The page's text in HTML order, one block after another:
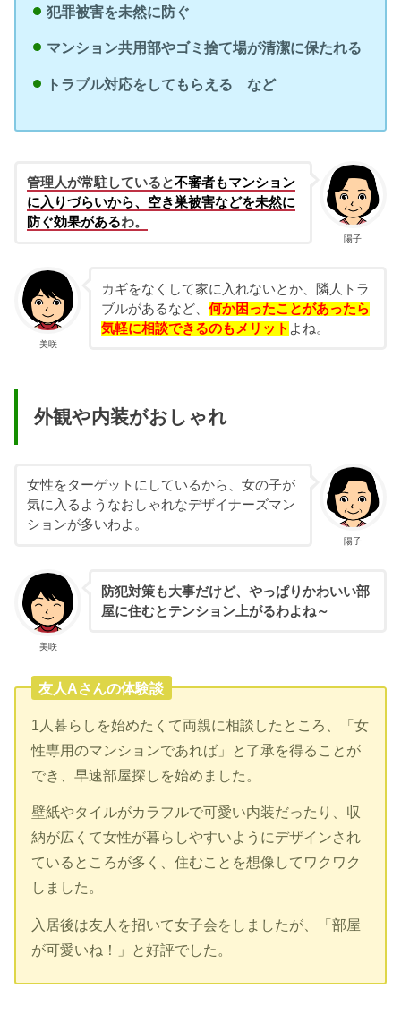
犯罪被害を未然に防ぐ
マンション共用部やゴミ捨て場が清潔に保たれる
トラブル対応をしてもらえる など
陽子
管理人が常駐していると不審者もマンション
に入りづらいから、空き巣被害などを未然に
防ぐ効果があるわ。
美咲
カギをなくして家に入れないとか、隣人トラ
ブルがあるなど、 何か困ったことがあったら
気軽に相談できるのもメリット よね。
外観や内装がおしゃれ
陽子
女性をターゲットにしているから、女の子が
気に入るようなおしゃれなデザイナーズマン
ションが多いわよ。
美咲
防犯対策も大事だけど、やっぱりかわいい部
屋に住むとテンション上がるわよね～
友人Aさんの体験談
1人暮らしを始めたくて両親に相談したところ、「女
性専用のマンションであれば」と了承を得ることが
でき、早速部屋探しを始めました。
壁紙やタイルがカラフルで可愛い内装だったり、収
納が広くて女性が暮らしやすいようにデザインされ
ているところが多く、住むことを想像してワクワク
しました。
入居後は友人を招いて女子会をしましたが、「部屋
が可愛いね！」と好評でした。